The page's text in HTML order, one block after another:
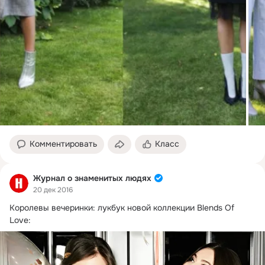
Комментировать Класс
Журнал о знаменитых людях
20 дек 2016
Королевы вечеринки: лукбук новой коллекции Blends Of